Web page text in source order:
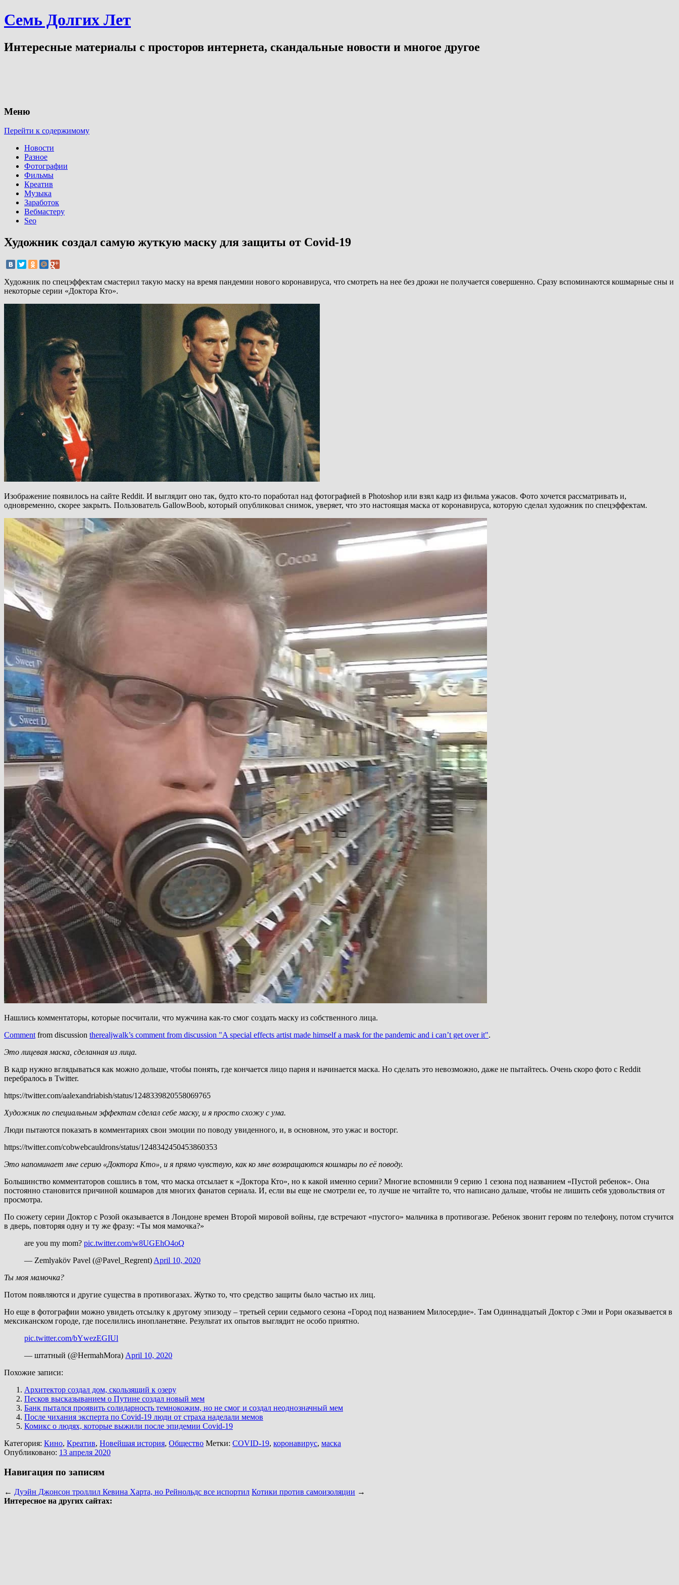
Семь Долгих Лет
Интересные материалы с просторов интернета, скандальные новости и многое другое
Меню
Перейти к содержимому
Новости
Разное
Фотографии
Фильмы
Креатив
Музыка
Заработок
Вебмастеру
Seo
Художник создал самую жуткую маску для защиты от Covid-19
Художник по спецэффектам смастерил такую маску на время пандемии нового коронавируса, что смотреть на нее без дрожи не получается совершенно. Сразу вспоминаются кошмарные сны и
некоторые серии «Доктора Кто».
Изображение появилось на сайте Reddit. И выглядит оно так, будто кто-то поработал над фотографией в Photoshop или взял кадр из фильма ужасов. Фото хочется рассматривать и,
одновременно, скорее закрыть. Пользователь GallowBoob, который опубликовал снимок, уверяет, что это настоящая маска от коронавируса, которую сделал художник по спецэффектам.
Нашлись комментаторы, которые посчитали, что мужчина как-то смог создать маску из собственного лица.
Comment from discussion therealjwalk’s comment from discussion "A special effects artist made himself a mask for the pandemic and i can’t get over it".
Это лицевая маска, сделанная из лица.
В кадр нужно вглядываться как можно дольше, чтобы понять, где кончается лицо парня и начинается маска. Но сделать это невозможно, даже не пытайтесь. Очень скоро фото с Reddit
перебралось в Twitter.
https://twitter.com/aalexandriabish/status/1248339820558069765
Художник по специальным эффектам сделал себе маску, и я просто схожу с ума.
Люди пытаются показать в комментариях свои эмоции по поводу увиденного, и, в основном, это ужас и восторг.
https://twitter.com/cobwebcauldrons/status/1248342450453860353
Это напоминает мне серию «Доктора Кто», и я прямо чувствую, как ко мне возвращаются кошмары по её поводу.
Большинство комментаторов сошлись в том, что маска отсылает к «Доктора Кто», но к какой именно серии? Многие вспомнили 9 серию 1 сезона под названием «Пустой ребенок». Она
постоянно становится причиной кошмаров для многих фанатов сериала. И, если вы еще не смотрели ее, то лучше не читайте то, что написано дальше, чтобы не лишить себя удовольствия от
просмотра.
По сюжету серии Доктор с Розой оказывается в Лондоне времен Второй мировой войны, где встречают «пустого» мальчика в противогазе. Ребенок звонит героям по телефону, потом стучится
в дверь, повторяя одну и ту же фразу: «Ты моя мамочка?»
are you my mom? pic.twitter.com/w8UGEhO4oQ
— Zemlyaköv Pavel (@Pavel_Regrent) April 10, 2020
Ты моя мамочка?
Потом появляются и другие существа в противогазах. Жутко то, что средство защиты было частью их лиц.
Но еще в фотографии можно увидеть отсылку к другому эпизоду – третьей серии седьмого сезона «Город под названием Милосердие». Там Одиннадцатый Доктор с Эми и Рори оказывается в
мексиканском городе, где поселились инопланетяне. Результат их опытов выглядит не особо приятно.
pic.twitter.com/bYwezEGIUl
— штатный (@HermahMora) April 10, 2020
Похожие записи:
Архитектор создал дом, скользящий к озеру
Песков высказыванием о Путине создал новый мем
Банк пытался проявить солидарность темнокожим, но не смог и создал неоднозначный мем
После чихания эксперта по Covid-19 люди от страха наделали мемов
Комикс о людях, которые выжили после эпидемии Covid-19
Категория: Кино, Креатив, Новейшая история, Общество Метки: COVID-19, коронавирус, маска
Опубликовано: 13 апреля 2020
Навигация по записям
← Дуэйн Джонсон троллил Кевина Харта, но Рейнольдс все испортил Котики против самоизоляции →
Интересное на других сайтах: